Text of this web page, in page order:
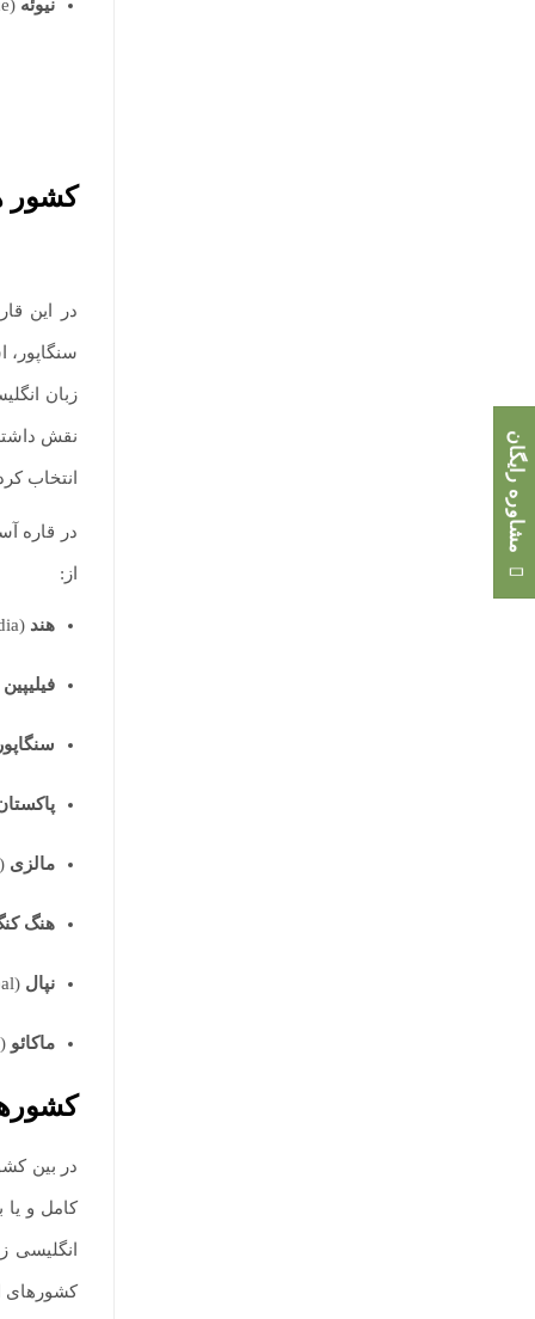
نیوئه (Niue)
کشور
در این
سنگاپور،
زبان
نقش
انتخاب
در قاره
از:
هند (India)
فیلیپین
سنگاپور
مالزی (Malaysia)
هنگ
نپال (Nepal)
ماکائو (Macau)
در بین
کامل و
انگلیسی
کشورهای
مشاوره رایگان